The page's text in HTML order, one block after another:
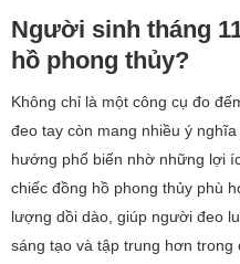
Người sinh tháng
hồ phong thủy?
Không chỉ là một công cụ đo
đeo tay còn mang nhiều ý
hướng phổ biến nhờ những lợi
chiếc đồng hồ phong thủy phù
lượng dồi dào, giúp người đeo
sáng tạo và tập trung hơn trong